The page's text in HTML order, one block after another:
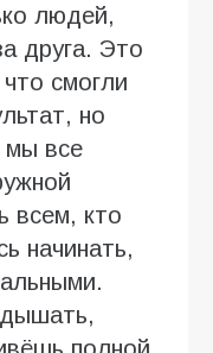
людей,
друга. Это
смогли
но
все
всем, кто
начинать,